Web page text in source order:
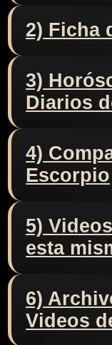
2) Ficha
3)
Diarios
4)
Escorpio
5)
esta
6)
Videos